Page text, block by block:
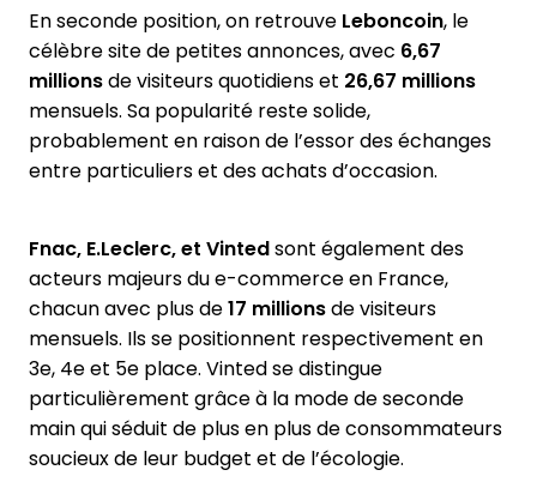
En seconde position, on retrouve Leboncoin, le
célèbre site de petites annonces, avec 6,67
millionsde visiteurs quotidiens et 26,67 millions
mensuels. Sa popularité reste solide,
probablement en raison de l’essor des échanges
entre particuliers et des achats d’occasion.
Fnac, E.Leclerc, et Vintedsont également des
acteurs majeurs du e-commerce en France,
chacun avec plus de17 millionsde visiteurs
mensuels. Ils se positionnent respectivement en
3e, 4e et 5e place. Vinted se distingue
particulièrement grâce à la mode de seconde
main qui séduit de plus en plus de consommateurs
soucieux de leur budget et de l’écologie.